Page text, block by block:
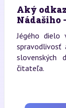
Aký
Nádašiho
Jégého dielo
spravodlivosť
slovenských
čitateľa.